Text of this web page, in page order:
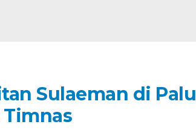
Sulaeman di Palu